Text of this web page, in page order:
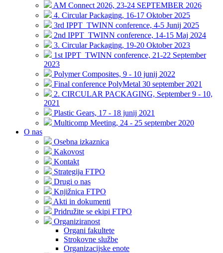
AM Connect 2026, 23-24 SEPTEMBER 2026
4. Circular Packaging, 16-17 Oktober 2025
3rd IPPT_TWINN conference, 4-5 Junij 2025
2nd IPPT_TWINN conference, 14-15 Maj 2024
3. Circular Packaging, 19-20 Oktober 2023
1st IPPT_TWINN conference, 21-22 September
2023
Polymer Composites, 9 - 10 junij 2022
Final conference PolyMetal 30 september 2021
2. CIRCULAR PACKAGING, September 9 - 10,
2021
Plastic Gears, 17 - 18 junij 2021
Multicomp Meeting, 24 - 25 september 2020
O nas
Osebna izkaznica
Kakovost
Kontakt
Strategija FTPO
Drugi o nas
Knjižnica FTPO
Akti in dokumenti
Pridružite se ekipi FTPO
Organiziranost
Organi fakultete
Strokovne službe
Organizacijske enote